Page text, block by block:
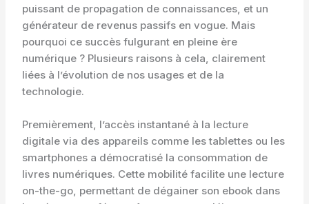
puissant de propagation de connaissances, et un
générateur de revenus passifs en vogue. Mais
pourquoi ce succès fulgurant en pleine ère
numérique ? Plusieurs raisons à cela, clairement
liées à l’évolution de nos usages et de la
technologie.
Premièrement, l’accès instantané à la lecture
digitale via des appareils comme les tablettes ou les
smartphones a démocratisé la consommation de
livres numériques. Cette mobilité facilite une lecture
on-the-go, permettant de dégainer son ebook dans